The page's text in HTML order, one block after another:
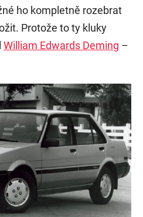
ho kompletně rozebrat
Protože to ty kluky
William Edwards Deming –